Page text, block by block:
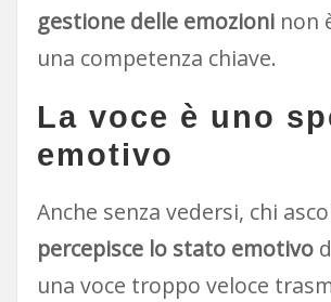
gestione delle emozioninon
una competenza chiave.
La voce è uno
emotivo
Anche senza vedersi, chi
percepisce lo stato emotivo
una voce troppo veloce